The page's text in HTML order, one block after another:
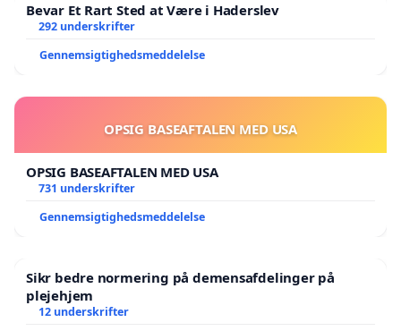
Bevar Et Rart Sted at Være i Haderslev
292 underskrifter
Gennemsigtighedsmeddelelse
OPSIG BASEAFTALEN MED USA
OPSIG BASEAFTALEN MED USA
731 underskrifter
Gennemsigtighedsmeddelelse
Sikr bedre normering på demensafdelinger på
plejehjem
12 underskrifter